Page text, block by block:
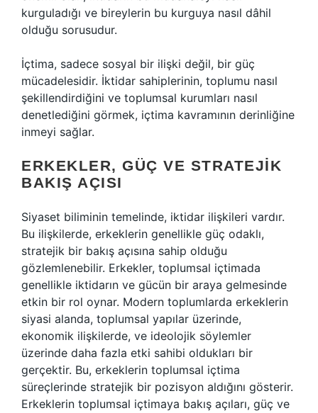
kurguladığı ve bireylerin bu kurguya nasıl dâhil
olduğu sorusudur.
İçtima, sadece sosyal bir ilişki değil, bir güç
mücadelesidir. İktidar sahiplerinin, toplumu nasıl
şekillendirdiğini ve toplumsal kurumları nasıl
denetlediğini görmek, içtima kavramının derinliğine
inmeyi sağlar.
ERKEKLER, GÜÇ VE STRATEJIK
BAKIŞ AÇISI
Siyaset biliminin temelinde, iktidar ilişkileri vardır.
Bu ilişkilerde, erkeklerin genellikle güç odaklı,
stratejik bir bakış açısına sahip olduğu
gözlemlenebilir. Erkekler, toplumsal içtimada
genellikle iktidarın ve gücün bir araya gelmesinde
etkin bir rol oynar. Modern toplumlarda erkeklerin
siyasi alanda, toplumsal yapılar üzerinde,
ekonomik ilişkilerde, ve ideolojik söylemler
üzerinde daha fazla etki sahibi oldukları bir
gerçektir. Bu, erkeklerin toplumsal içtima
süreçlerinde stratejik bir pozisyon aldığını gösterir.
Erkeklerin toplumsal içtimaya bakış açıları, güç ve